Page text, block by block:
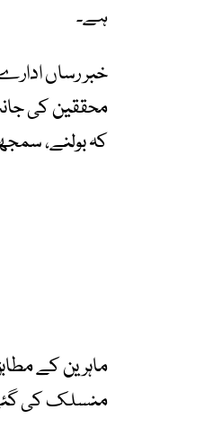
ہے۔
خبر رساں
محققین کی
کہ بولنے،
ماہرین کے
منسلک کی گئی تو